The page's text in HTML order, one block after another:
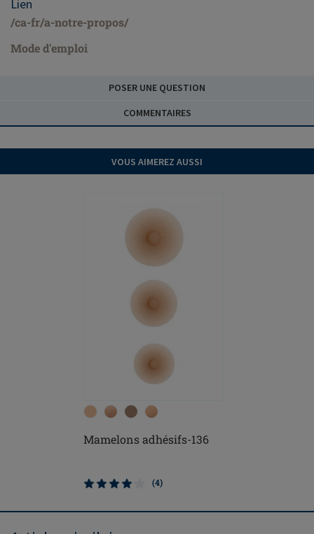
Lien
/ca-fr/a-notre-propos/
Mode d'emploi
POSER UNE QUESTION
COMMENTAIRES
VOUS AIMEREZ AUSSI
Mamelons adhésifs-136
(4)